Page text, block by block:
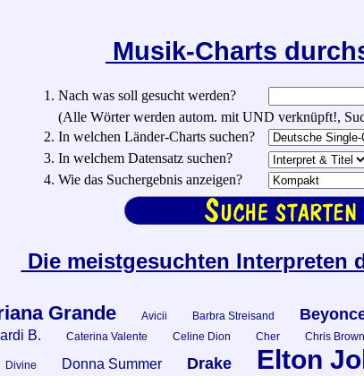
Musik-Charts
1. Nach was soll gesucht werden?
(Alle Wörter werden autom. mit UND verknüpft!,
2. In welchen Länder-Charts suchen?
3. In welchem Datensatz suchen?
4. Wie das Suchergebnis anzeigen?
Die meistgesuchten Interpreten
Grande Avicii Barbra Streisand
B. Caterina Valente Celine Dion Cher Chris Brown
Divine Donna Summer Drake Elton